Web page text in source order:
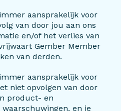
aansprakelijk voor
van door jou aan ons
en/of het verlies van
Gember Member
van derden.
aansprakelijk voor
niet opvolgen van door
product- en
en je